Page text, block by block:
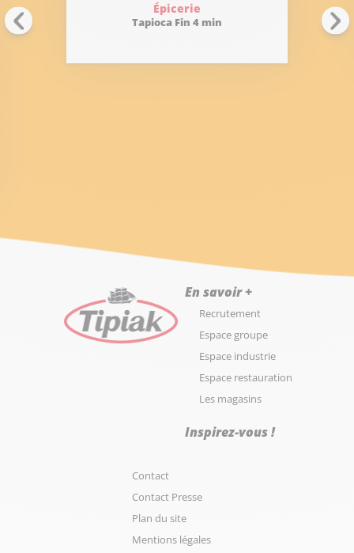
Épicerie
Tapioca Fin 4 min
En savoir +
Recrutement
Espace groupe
Espace industrie
Espace restauration
Les magasins
Inspirez-vous !
Contact
Contact Presse
Plan du site
Mentions légales